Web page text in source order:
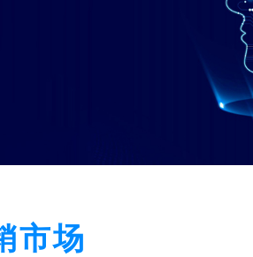
市场